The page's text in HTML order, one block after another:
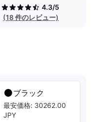
4.3/5
(18 件のレビュー)
ブラック
最安価格: 30262.00
JPY